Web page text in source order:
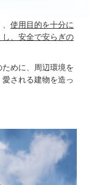
使用目的を十分に
、安全で安らぎの
めに、周辺環境を
される建物を造っ